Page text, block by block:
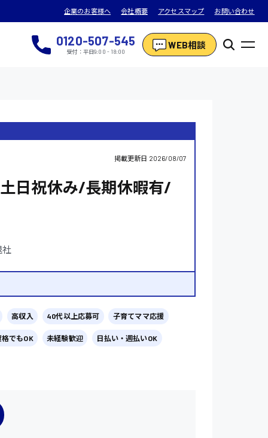
企業のお客様へ 会社概要 アクセスマップ お問い合わせ
0120-507-545
受付：平日9:00 - 18:00
WEB相談
掲載更新日 2026/08/07
日祝休み/長期休暇有/
社
高収入 40代以上応募可 子育てママ応援
でもOK 未経験歓迎 日払い・週払いOK